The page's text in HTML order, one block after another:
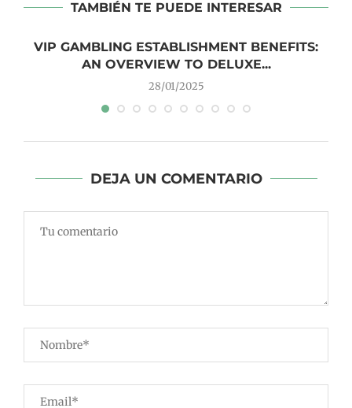
TAMBIÉN TE PUEDE INTERESAR
VIP GAMBLING ESTABLISHMENT BENEFITS:
AN OVERVIEW TO DELUXE...
28/01/2025
DEJA UN COMENTARIO